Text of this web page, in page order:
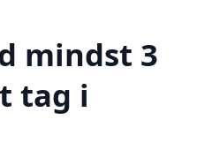
mindst 3
tag i